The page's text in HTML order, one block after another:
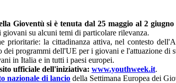
Gioventù si è tenuta dal 25 maggio al 2 giugno
su alcuni temi di particolare rilevanza.
prioritarie: la cittadinanza attiva, nel contesto
dei programmi dell'UE per i giovani e l'attuazione di
in Italia e in tutti i paesi europei.
sito ufficiale dell'iniziativa: www.youthweek.it.
nazionale di lancio della Settimana Europea dei